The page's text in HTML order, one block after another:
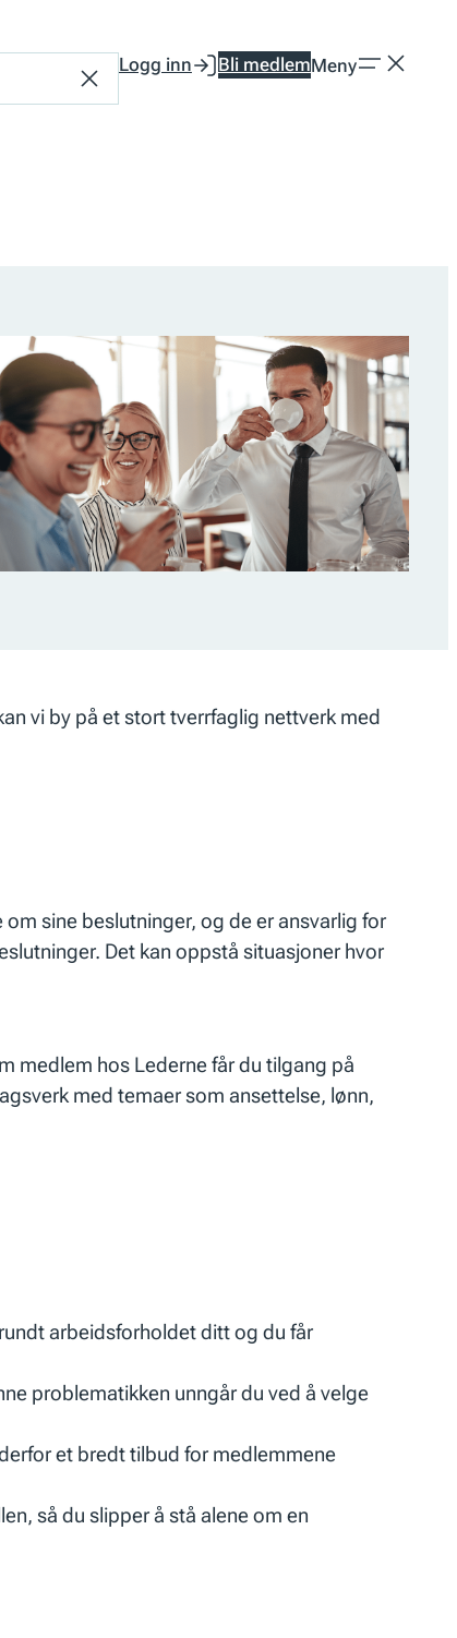
TilbakestillLogg inn Bli medlemMeny
vi by på et stort tverrfaglig nettverk med
sine beslutninger, og de er ansvarlig for
Det kan oppstå situasjoner hvor
medlem hos Lederne får du tilgang på
med temaer som ansettelse, lønn,
arbeidsforholdet ditt og du får
problematikken unngår du ved å velge
et bredt tilbud for medlemmene
så du slipper å stå alene om en